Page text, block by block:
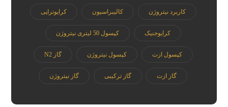
کاربرد نیتروژن کالیبراسیون کرایوتراپی
کرایوجنیک کپسول 50 لیتری نیتروژن
کپسول ازت کپسول نیتروژن گاز N2
گاز ازت گاز ترکیبی گاز نیتروژن